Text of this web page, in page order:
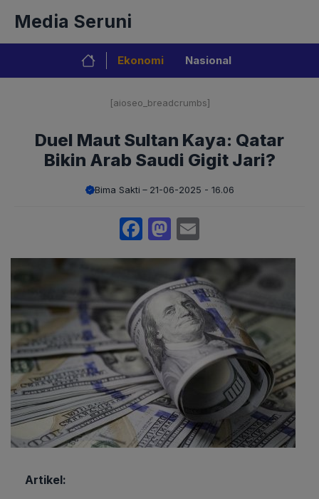
isi
Media Seruni
Ekonomi Nasional
[aioseo_breadcrumbs]
Duel Maut Sultan Kaya: Qatar
Bikin Arab Saudi Gigit Jari?
Bima Sakti 21-06-2025 - 16.06
Facebook
Mastodon
Artikel: